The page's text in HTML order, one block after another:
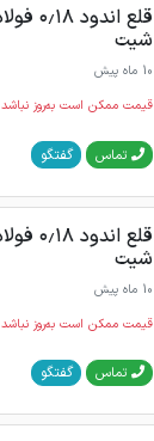
شیت
10 ماه پیش
قیمت ممکن است به‌روز نباشد
تماس گفتگو
شیت
10 ماه پیش
قیمت ممکن است به‌روز نباشد
تماس گفتگو